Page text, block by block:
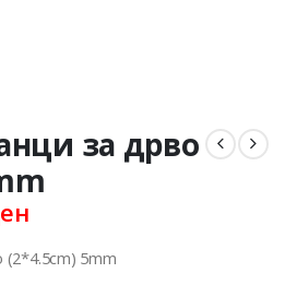
за дрво
Current
is:
(2*4.5cm) 5mm